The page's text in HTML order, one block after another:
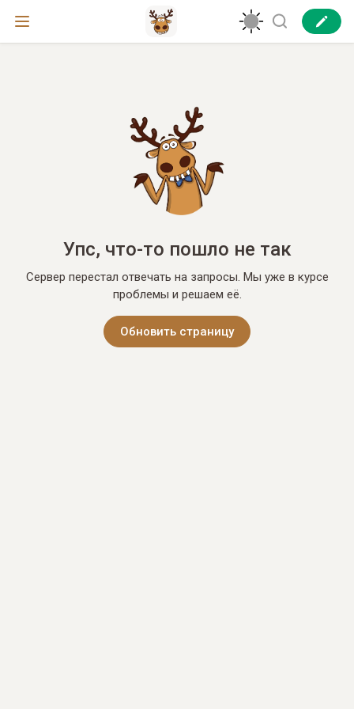
Упс, что-то пошло не так
Сервер перестал отвечать на запросы. Мы уже в курсе
проблемы и решаем её.
Обновить страницу